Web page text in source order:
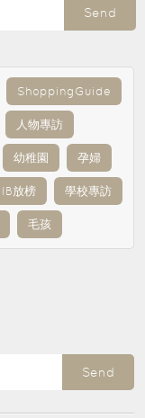
Send
ShoppingGuide
人物專訪
幼稚園 孕婦
IB放榜 學校專訪
毛孩
Send